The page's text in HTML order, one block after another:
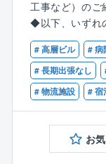
研修や勉強会を
の知識を身に
また、現場で必
も推奨しており
ができ、更に会
・テナントや協
※約50名～60名
す。
※担当物件は、
【同社の魅力】
◆残業20h以下
◆転勤はござい
◆昭和38年創
工事など）のご
◆以下、いずれ
電気工事士/電
築物環境衛生管
管理技士
【歓迎】
いた方やマネ
◆ゼネコンやサ
# 高層ビル # 病
# 長期出張なし
# 物流施設
# 宿
お